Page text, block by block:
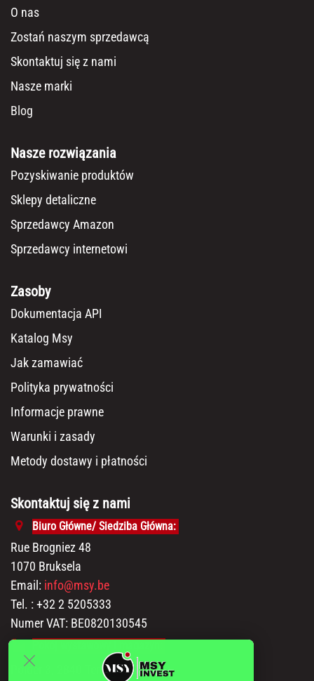
O nas
Zostań naszym sprzedawcą
Skontaktuj się z nami
Nasze marki
Blog
Nasze rozwiązania
Pozyskiwanie produktów
Sklepy detaliczne
Sprzedawcy Amazon
Sprzedawcy internetowi
Zasoby
Dokumentacja API
Katalog Msy
Jak zamawiać
Polityka prywatności
Informacje prawne
Warunki i zasady
Metody dostawy i płatności
Skontaktuj się z nami
Biuro Główne/ Siedziba Główna:
Rue Brogniez 48
1070 Bruksela
Email: info@msy.be
Tel. : +32 2 5205333
Numer VAT: BE0820130545
Polder 3, 2840 Terhagen(Rumst)